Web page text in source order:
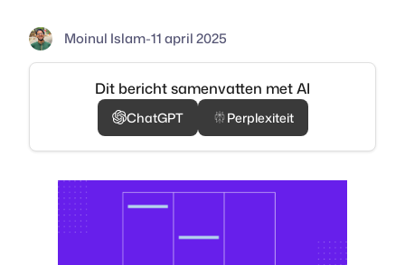
Moinul Islam-11 april 2025
Dit bericht samenvatten met AI
ChatGPT Perplexiteit